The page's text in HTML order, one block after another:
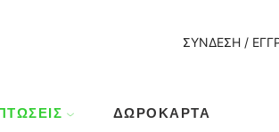
ΣΎΝΔΕΣΗ /
ΔΩΡΟΚΆΡΤΑ